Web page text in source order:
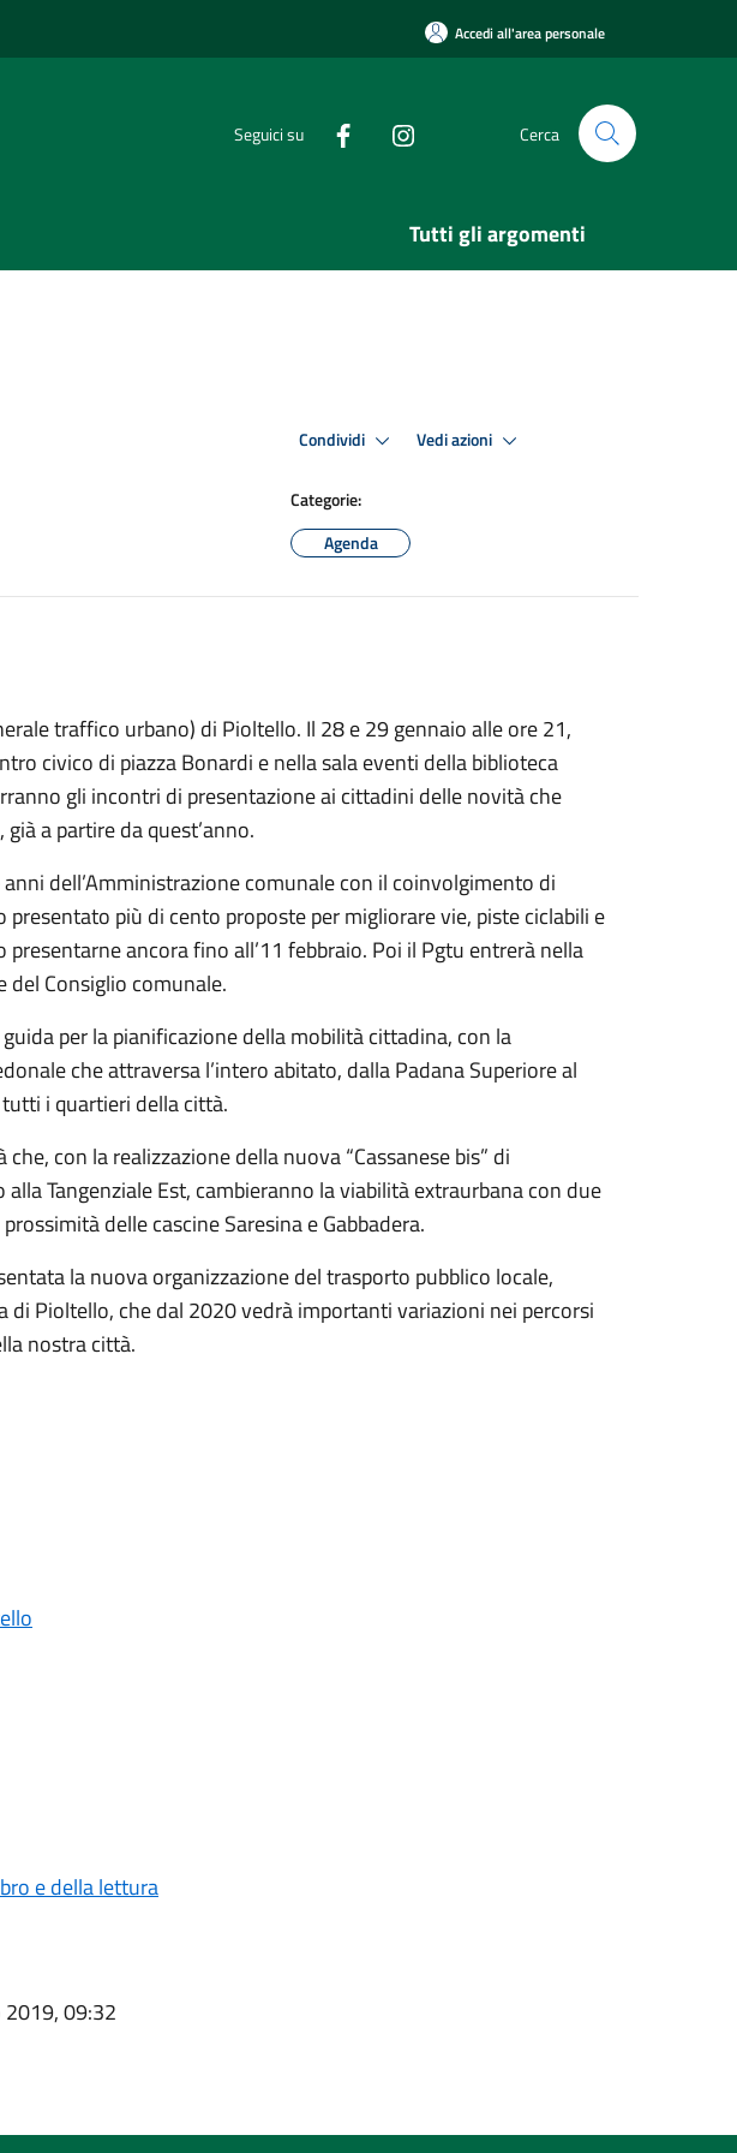
Accedi all'area personale
Seguici su Cerca
Tutti gli argomenti
Condividi Vedi azioni
Categorie:
Agenda
traffico urbano) di Pioltello. Il 28 e 29 gennaio alle ore 21,
civico di piazza Bonardi e nella sala eventi della biblioteca
gli incontri di presentazione ai cittadini delle novità che
a partire da quest’anno.
dell’Amministrazione comunale con il coinvolgimento di
più di cento proposte per migliorare vie, piste ciclabili e
ancora fino all’11 febbraio. Poi il Pgtu entrerà nella
del Consiglio comunale.
per la pianificazione della mobilità cittadina, con la
che attraversa l’intero abitato, dalla Padana Superiore al
i quartieri della città.
con la realizzazione della nuova “Cassanese bis” di
Tangenziale Est, cambieranno la viabilità extraurbana con due
delle cascine Saresina e Gabbadera.
la nuova organizzazione del trasporto pubblico locale,
Pioltello, che dal 2020 vedrà importanti variazioni nei percorsi
nostra città.
e della lettura
2019, 09:32